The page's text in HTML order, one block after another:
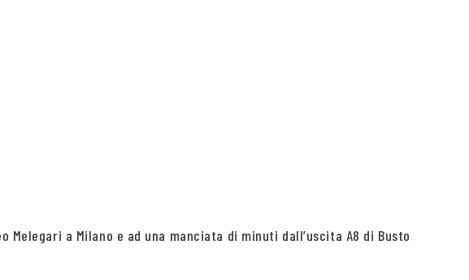
Melegari a Milano e ad una manciata di minuti dall’uscita A8 di Busto